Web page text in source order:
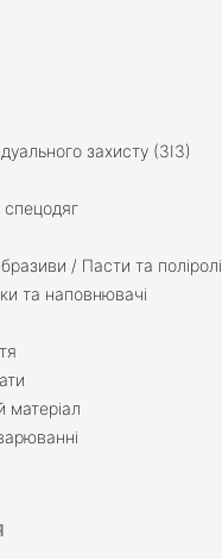
захисту (ЗІЗ)
/ Пасти та поліролі
та наповнювачі
матеріал